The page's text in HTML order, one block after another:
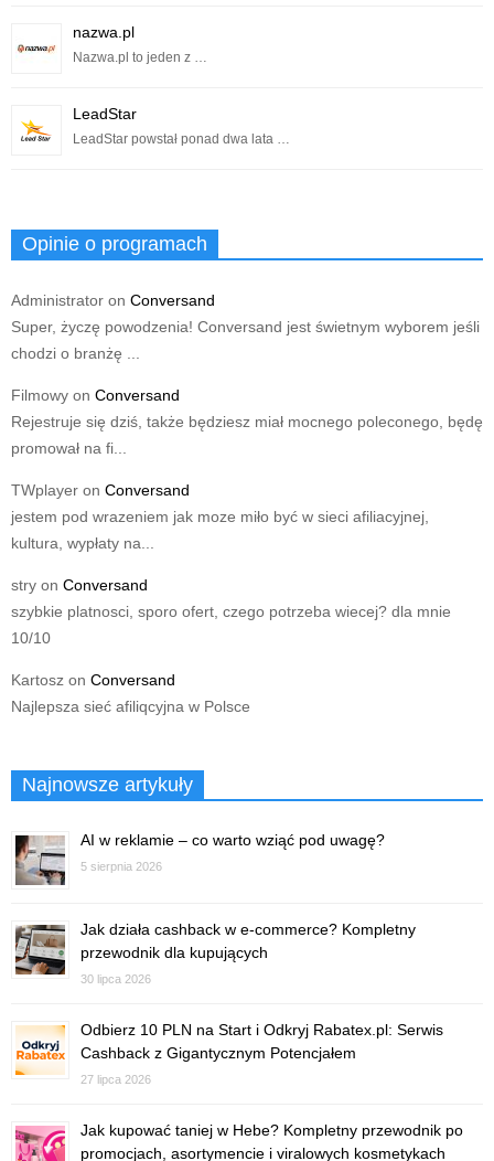
nazwa.pl
Nazwa.pl to jeden z …
LeadStar
LeadStar powstał ponad dwa lata …
Opinie o programach
Administrator on Conversand
Super, życzę powodzenia! Conversand jest świetnym wyborem jeśli
chodzi o branżę ...
Filmowy on Conversand
Rejestruje się dziś, także będziesz miał mocnego poleconego, będę
promował na fi...
TWplayer on Conversand
jestem pod wrazeniem jak moze miło być w sieci afiliacyjnej,
kultura, wypłaty na...
stry on Conversand
szybkie platnosci, sporo ofert, czego potrzeba wiecej? dla mnie
10/10
Kartosz on Conversand
Najlepsza sieć afiliqcyjna w Polsce
Najnowsze artykuły
AI w reklamie – co warto wziąć pod uwagę?
5 sierpnia 2026
Jak działa cashback w e-commerce? Kompletny
przewodnik dla kupujących
30 lipca 2026
Odbierz 10 PLN na Start i Odkryj Rabatex.pl: Serwis
Cashback z Gigantycznym Potencjałem
27 lipca 2026
Jak kupować taniej w Hebe? Kompletny przewodnik po
promocjach, asortymencie i viralowych kosmetykach